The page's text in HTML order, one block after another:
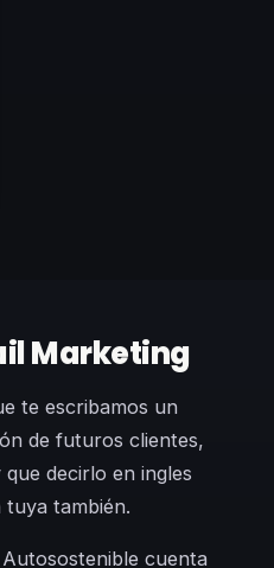
Marketing
te escribamos un
de futuros clientes,
decirlo en ingles
también.
cuenta